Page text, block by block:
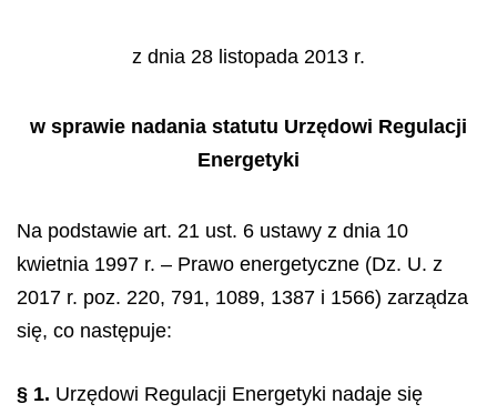
z dnia 28 listopada 2013 r.
w sprawie nadania statutu Urzędowi Regulacji
Energetyki
Na podstawie art. 21 ust. 6 ustawy z dnia 10
kwietnia 1997 r. – Prawo energetyczne (Dz. U. z
2017 r. poz. 220, 791, 1089, 1387 i 1566) zarządza
się, co następuje:
§ 1. Urzędowi Regulacji Energetyki nadaje się